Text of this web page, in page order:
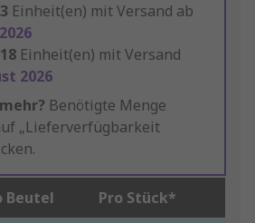
3 Einheit(en) mit Versand ab
18 Einheit(en) mit Versand
2026
Benötigte Menge
„Lieferverfügbarkeit
Beutel Pro Stück*